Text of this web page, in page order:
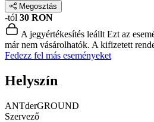
Megosztás
-tól 30 RON
A jegyértékesítés leállt Ezt az
már nem vásárolhatók. A kifizetett
Fedezz fel más eseményeket
Helyszín
ANTderGROUND
Szervező